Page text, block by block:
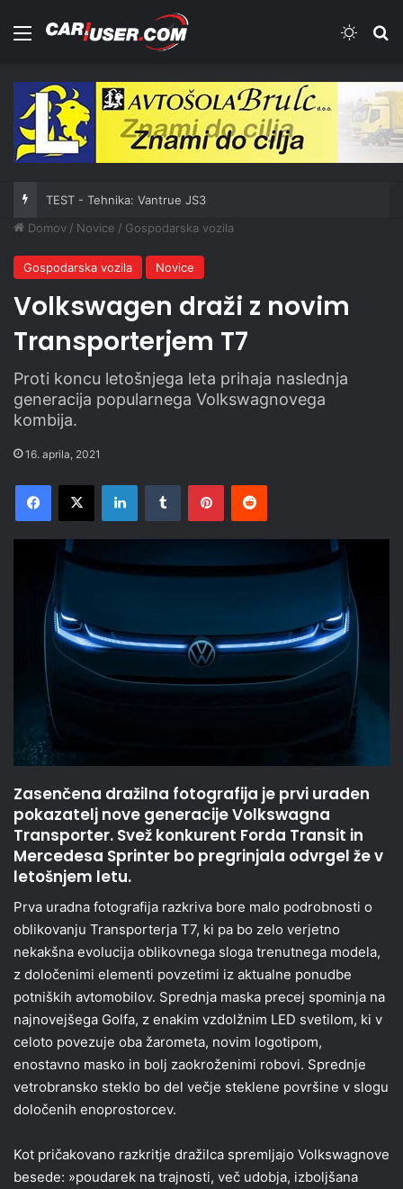
Meni
TEST - Tehnika: Vantrue JS3
Domov / Novice / Gospodarska vozila
Gospodarska vozila Novice
Volkswagen draži z novim
Transporterjem T7
Proti koncu letošnjega leta prihaja naslednja
generacija popularnega Volkswagnovega
kombija.
16. aprila, 2021
Facebook
X LinkedInTumblr PinterestReddit
Zasenčena dražilna fotografija je prvi uraden
pokazatelj nove generacije Volkswagna
Transporter. Svež konkurent Forda Transit in
Mercedesa Sprinter bo pregrinjala odvrgel že v
letošnjem letu.
Prva uradna fotografija razkriva bore malo podrobnosti o
oblikovanju Transporterja T7, ki pa bo zelo verjetno
nekakšna evolucija oblikovnega sloga trenutnega modela,
z določenimi elementi povzetimi iz aktualne ponudbe
potniških avtomobilov. Sprednja maska precej spominja na
najnovejšega Golfa, z enakim vzdolžnim LED svetilom, ki v
celoto povezuje oba žarometa, novim logotipom,
enostavno masko in bolj zaokroženimi robovi. Sprednje
vetrobransko steklo bo del večje steklene površine v slogu
določenih enoprostorcev.
Kot pričakovano razkritje dražilca spremljajo Volkswagnove
besede: »poudarek na trajnosti, več udobja, izboljšana